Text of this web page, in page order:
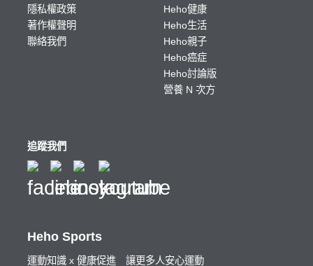
Heho Sports
運動知識 x 健康促進 讓更多人安心運動
隱私權政策
著作權聲明
聯絡我們
Heho健康
Heho生活
Heho親子
Heho癌症
Heho討論版
營養 N 次方
追蹤我們